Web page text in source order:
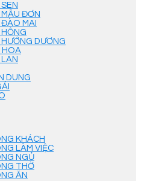
ĐƠN
MAI
DƯƠNG
HOA
DUNG
KHÁCH
LÀM VIỆC
NGỦ
THỜ
ĂN